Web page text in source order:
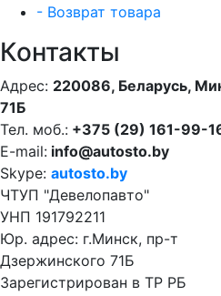
- Возврат товара
Контакты
Адрес: 220086, Беларусь,
71Б
Тел. моб.: +375 (29) 161-99-
E-mail: info@autosto.by
Skype: autosto.by
ЧТУП "Девелопавто"
УНП 191792211
Юр. адрес: г.Минск, пр-т
Дзержинского 71Б
Зарегистрирован в ТР РБ